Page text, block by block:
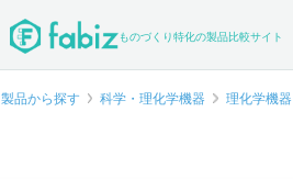
ものづくり特化の製品比較サイト
製品から探す 科学・理化学機器 理化学機器